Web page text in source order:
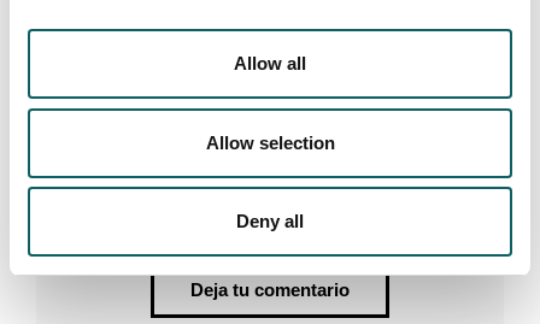
Allow all
Allow selection
Deny all
mismo evento de puertas abiertas.
Para más información no dudes en
contactarnos:idazkaritza.huhezi@mondragon.
Un saludo
Deja tu comentario